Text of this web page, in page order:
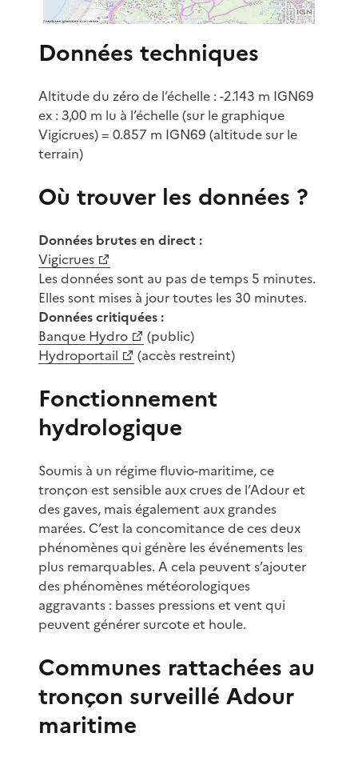
Données techniques
Altitude du zéro de l’échelle : -2.143 m IGN69
ex : 3,00 m lu à l’échelle (sur le graphique
Vigicrues) = 0.857 m IGN69 (altitude sur le
terrain)
Où trouver les données ?
Données brutes en direct :
Vigicrues
Les données sont au pas de temps 5 minutes.
Elles sont mises à jour toutes les 30 minutes.
Données critiquées :
Banque Hydro
(public)
Hydroportail
(accès restreint)
Fonctionnement
hydrologique
Soumis à un régime fluvio-maritime, ce
tronçon est sensible aux crues de l’Adour et
des gaves, mais également aux grandes
marées. C’est la concomitance de ces deux
phénomènes qui génère les événements les
plus remarquables. A cela peuvent s’ajouter
des phénomènes météorologiques
aggravants : basses pressions et vent qui
peuvent générer surcote et houle.
Communes rattachées au
tronçon surveillé Adour
maritime